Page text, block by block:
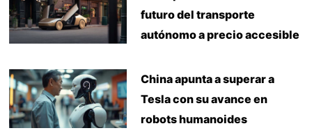
futuro del transporte
autónomo a precio accesible
China apunta a superar a
Tesla con su avance en
robots humanoides